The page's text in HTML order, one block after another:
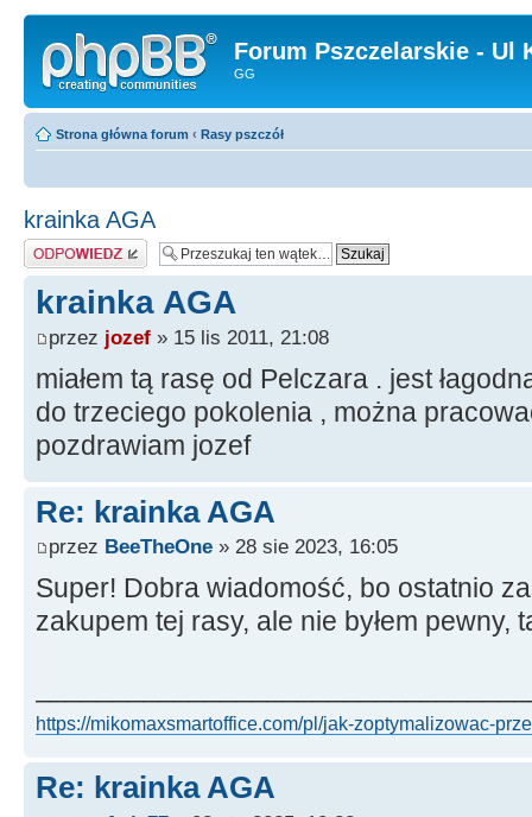
Forum Pszczelarskie - Ul
GG
Strona główna forum ‹ Rasy pszczół
krainka AGA
Odpowiedz
krainka AGA
przez jozef » 15 lis 2011, 21:08
miałem tą rasę od Pelczara . jest
do trzeciego pokolenia , można
pozdrawiam jozef
Re: krainka AGA
przez BeeTheOne » 28 sie 2023, 16:05
Super! Dobra wiadomość, bo ostatnio
zakupem tej rasy, ale nie byłem pewny,
https://mikomaxsmartoffice.com/pl/jak-zoptymalizowac-
Re: krainka AGA